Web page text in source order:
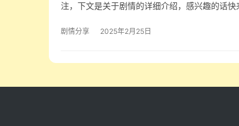
注，下文是关于剧情的详细介绍，感兴趣的话
剧情分享 2025年2月25日